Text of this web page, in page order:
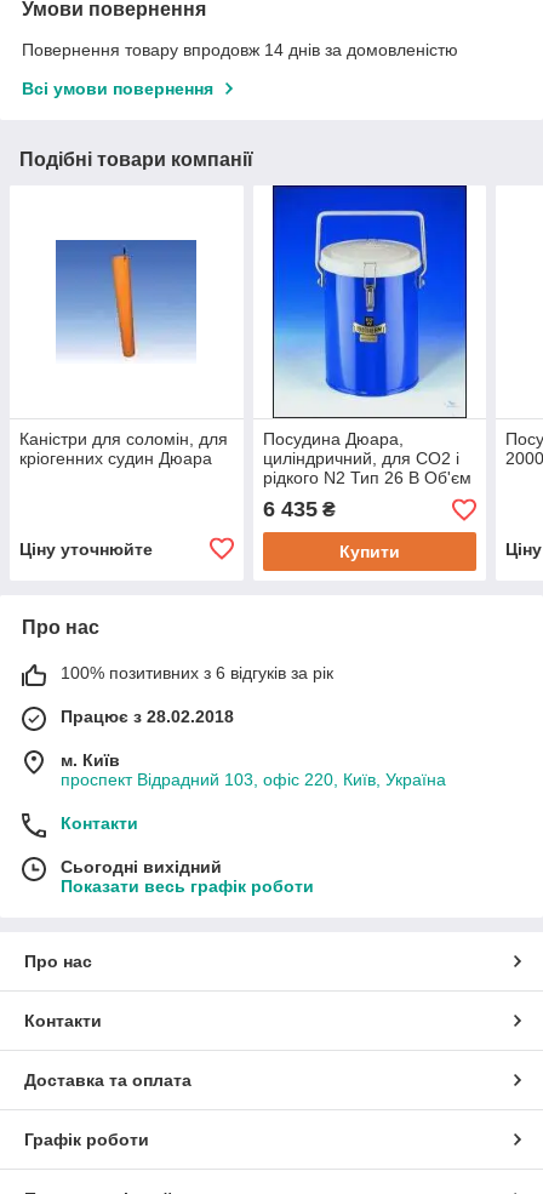
Умови повернення
Повернення товару впродовж 14 днів за домовленістю
Всі умови повернення
Подібні товари компанії
Каністри для соломін, для
кріогенних судин Дюара
Ціну уточнюйте
Посудина Дюара,
циліндричний, для СО2 і
рідкого N2 Тип 26 B Об'єм
1 л
6 435₴
Купити
Про нас
100% позитивних з 6 відгуків за рік
Працює з 28.02.2018
м. Київ
проспект Відрадний 103, офіс 220, Київ, Україна
Контакти
Сьогодні вихідний
Показати весь графік роботи
Про нас
Контакти
Доставка та оплата
Графік роботи